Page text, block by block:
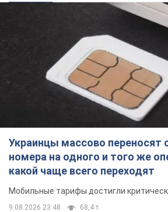
Украинцы массово переносят
номера на одного и того же
какой чаще всего переходят
Мобильные тарифы достигли
9.08.2026 23:48 68,4 т.